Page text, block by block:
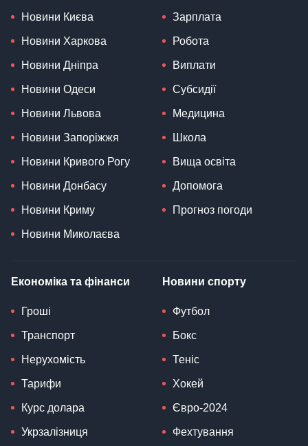
Новини Києва
Новини Харкова
Новини Дніпра
Новини Одеси
Новини Львова
Новини Запоріжжя
Новини Кривого Рогу
Новини Донбасу
Новини Криму
Новини Миколаєва
Зарплата
Робота
Виплати
Субсидії
Медицина
Школа
Вища освіта
Допомога
Прогноз погоди
Економіка та фінанси
Гроші
Транспорт
Нерухомість
Тарифи
Курс долара
Укрзалізниця
Новини спорту
Футбол
Бокс
Теніс
Хокей
Євро-2024
Фехтування